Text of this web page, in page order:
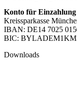
Konto für
Kreissparkasse
IBAN: DE14 7025
BIC:
Downloads